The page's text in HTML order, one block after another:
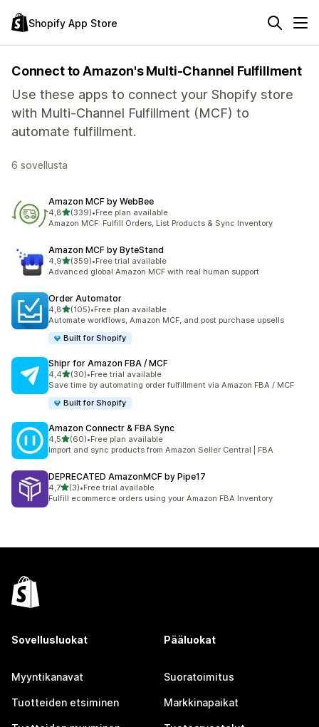
Shopify App Store
Connect to Amazon's Multi-Channel Fulfillment
Use these apps to connect your Shopify store
with Multi-Channel Fulfillment (MCF) to
automate fulfillment.
6 sovellusta
Amazon MCF by WebBee
4,8/ 5 tähteä
(339)
339 arvostelua yhteensä
•Free plan available
Amazon MCF: Fulfill Orders, List Products & Sync Inventory
Amazon MCF by ByteStand
4,9/ 5 tähteä
(359)
359 arvostelua yhteensä
•Free trial available
Advanced global Amazon MCF with real human support
Order Automator
4,8/ 5 tähteä
(105)
105 arvostelua yhteensä
•Free plan available
Automate workflows, Amazon MCF, and post purchase upsells
Built for Shopify
Shipr for Amazon FBA / MCF
4,4/ 5 tähteä
(30)
30 arvostelua yhteensä
•Free trial available
Save time by automating order fulfillment via Amazon FBA / MCF
Built for Shopify
Amazon Connectr & FBA Sync
4,5/ 5 tähteä
(60)
60 arvostelua yhteensä
•Free plan available
Import and sync products from Amazon Seller Central | FBA
DEPRECATED AmazonMCF by Pipe17
4,7/ 5 tähteä
(3)
3 arvostelua yhteensä
•Free trial available
Fulfill ecommerce orders using your Amazon FBA Inventory
Sovellusluokat
Myyntikanavat
Tuotteiden etsiminen
Pääluokat
Suoratoimitus
Markkinapaikat